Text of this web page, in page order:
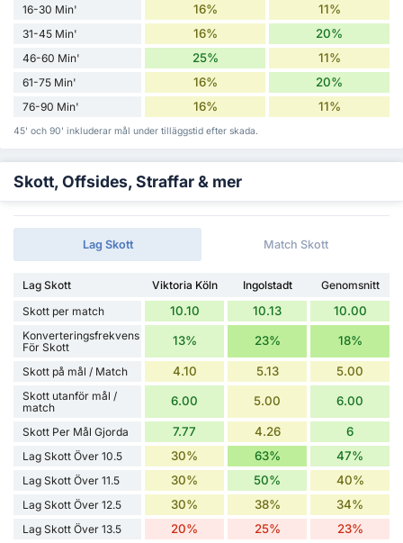
16-30 Min' 16% 11%
31-45 Min' 16% 20%
46-60 Min' 25% 11%
61-75 Min' 16% 20%
76-90 Min' 16% 11%
45' och 90' inkluderar mål under tilläggstid efter skada.
Skott, Offsides, Straffar & mer
Lag Skott Match Skott
Lag Skott Viktoria Köln Ingolstadt
Genomsnitt
Skott per match
10.10 10.13 10.00
Konverteringsfrekvens
För Skott
13% 23% 18%
Skott på mål / Match 4.10 5.13 5.00
Skott utanför mål /
match
6.00 5.00 6.00
Skott Per Mål Gjorda 7.77 4.26 6
Lag Skott Över 10.5 30% 63% 47%
Lag Skott Över 11.5 30% 50% 40%
Lag Skott Över 12.5 30% 38% 34%
Lag Skott Över 13.5 20% 25% 23%